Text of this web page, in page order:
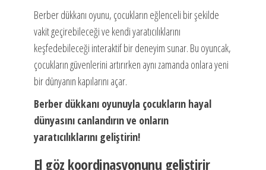
Berber dükkanı oyunu, çocukların eğlenceli bir şekilde
vakit geçirebileceği ve kendi yaratıcılıklarını
keşfedebileceği interaktif bir deneyim sunar. Bu oyuncak,
çocukların güvenlerini artırırken aynı zamanda onlara yeni
bir dünyanın kapılarını açar.
Berber dükkanı oyunuyla çocukların hayal
dünyasını canlandırın ve onların
yaratıcılıklarını geliştirin!
El göz koordinasyonunu geliştirir